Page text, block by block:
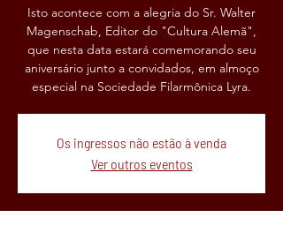
Isto acontece com a alegria do Sr. Walter
Magenschab, Editor do "Cultura Alemã",
que nesta data estará comemorando seu
aniversário junto a convidados, em almoço
especial na Sociedade Filarmônica Lyra.
Os ingressos não estão à venda
Ver outros eventos